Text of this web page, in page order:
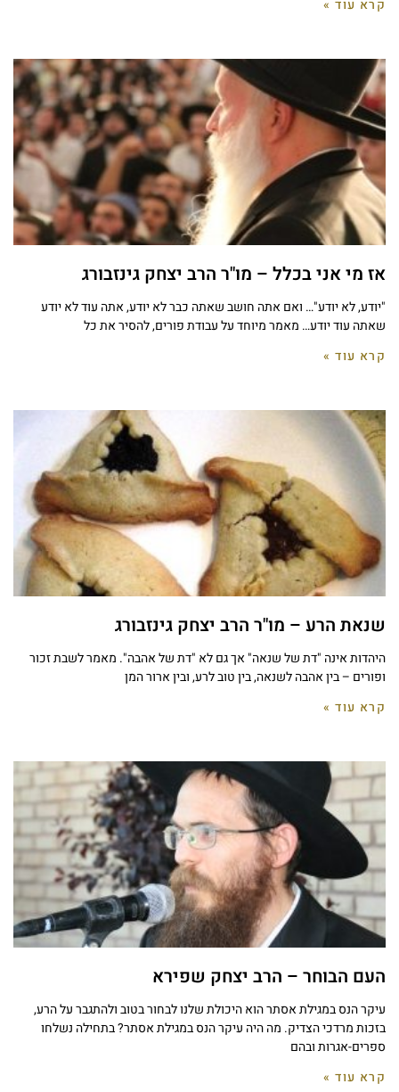
קרא עוד »
אז מי אני בכלל – מו"ר הרב יצחק גינזבורג
"יודע, לא יודע"… ואם אתה חושב שאתה כבר לא יודע, אתה עוד לא יודע
שאתה עוד יודע… מאמר מיוחד על עבודת פורים, להסיר את כל
קרא עוד »
שנאת הרע – מו"ר הרב יצחק גינזבורג
היהדות אינה "דת של שנאה" אך גם לא "דת של אהבה". מאמר לשבת זכור
ופורים – בין אהבה לשנאה, בין טוב לרע, ובין ארור המן
קרא עוד »
העם הבוחר – הרב יצחק שפירא
עיקר הנס במגילת אסתר הוא היכולת שלנו לבחור בטוב ולהתגבר על הרע,
בזכות מרדכי הצדיק. מה היה עיקר הנס במגילת אסתר? בתחילה נשלחו
ספרים-אגרות ובהם
קרא עוד »